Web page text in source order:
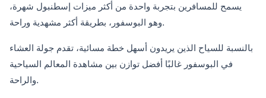
يسمح للمسافرين بتجربة واحدة من أكثر ميزات إسطنبول شهرة،
وهو البوسفور، بطريقة أكثر مشهدية وراحة.
بالنسبة للسياح الذين يريدون أسهل خطة مسائية، تقدم جولة العشاء
في البوسفور غالبًا أفضل توازن بين مشاهدة المعالم السياحية
والراحة.